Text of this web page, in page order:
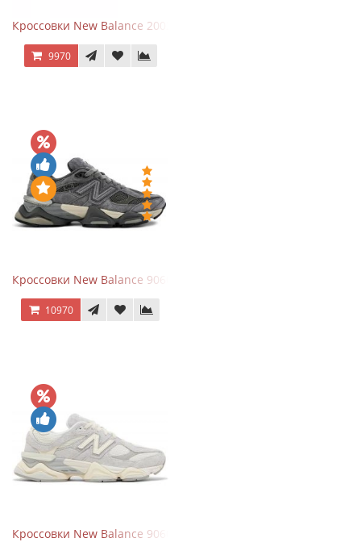
Кроссовки New Balance 2002R Protection Pack Grey
9970
Кроссовки New Balance 9060 x Joe Freshgoods Dark Grey
10970
Кроссовки New Balance 9060 Quartz Grey